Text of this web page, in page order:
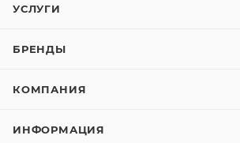
УСЛУГИ
БРЕНДЫ
КОМПАНИЯ
ИНФОРМАЦИЯ